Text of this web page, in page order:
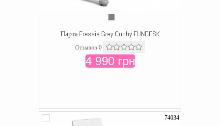
Парта Fressia Grey Cubby FUNDESK
Отзывов 0
4 990 грн
74034